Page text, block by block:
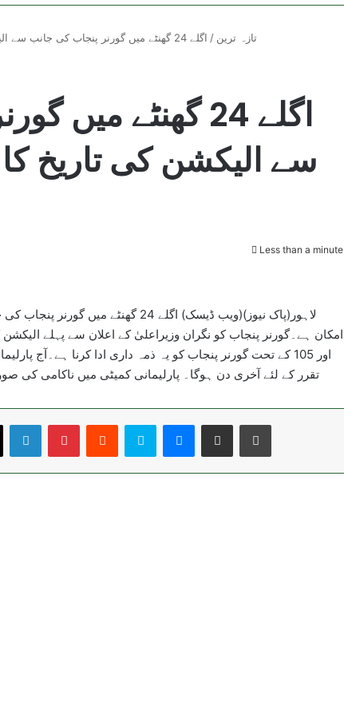
تازہ ترین / اگلے 24 گھنٹے میں گورنر پنجاب کی جانب سے الیکشن کی تاریخ کا اعلان کئے جانے کا امکان
اگلے 24 گھنٹے
سے الیکشن کی تاریخ کا
Less than a minute
لاہور(پاک نیوز)(ویب ڈیسک) اگلے 24
تقرر کے لئے آخری دن ہوگا۔ پارلیمانی کمیٹی میں ناکامی کی
LinkedInPinterestReddit Skype Messenger
Share via Email Print